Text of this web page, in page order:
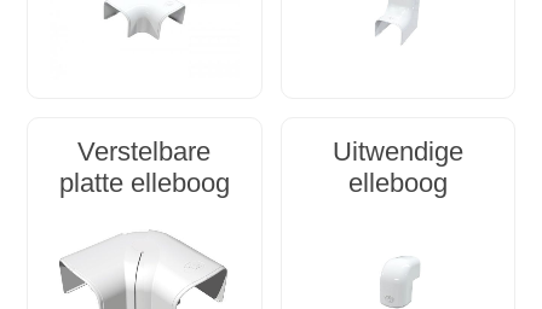
Verstelbare
platte elleboog
Uitwendige
elleboog